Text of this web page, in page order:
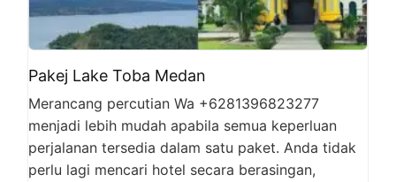
Pakej Lake Toba Medan
Merancang percutian Wa +6281396823277
menjadi lebih mudah apabila semua keperluan
perjalanan tersedia dalam satu paket. Anda tidak
perlu lagi mencari hotel secara berasingan,